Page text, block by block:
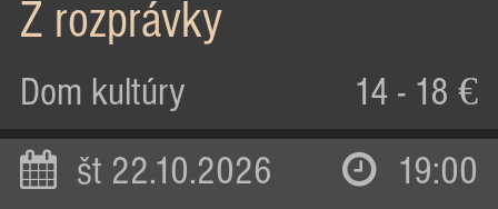
Z rozprávky
Dom kultúry 14 - 18 €
št 22.10.2026 19:00